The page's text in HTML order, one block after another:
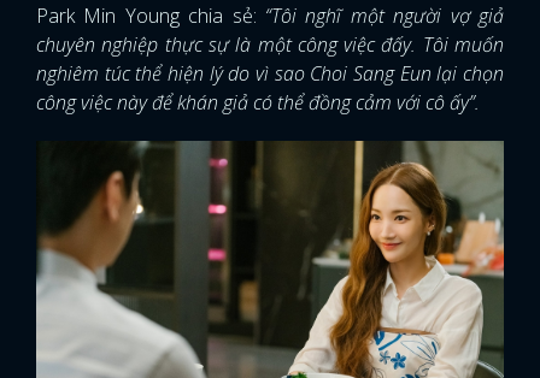
Park Min Young chia sẻ: “Tôi nghĩ một người vợ giả
chuyên nghiệp thực sự là một công việc đấy. Tôi muốn
nghiêm túc thể hiện lý do vì sao Choi Sang Eun lại chọn
công việc này để khán giả có thể đồng cảm với cô ấy”.